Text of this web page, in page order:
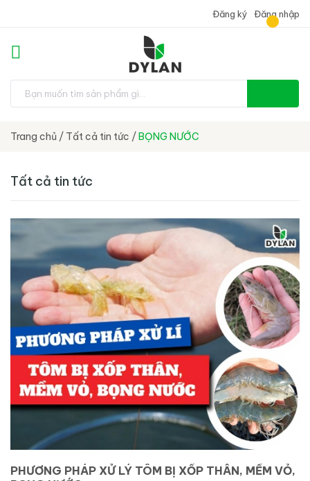
Đăng ký Đăng nhập
Trang chủ / Tất cả tin tức /BỌNG NƯỚC
Tất cả tin tức
PHƯƠNG PHÁP XỬ LÝ TÔM BỊ XỐP THÂN, MỀM VỎ,